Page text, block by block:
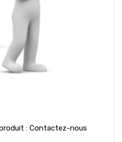
: Contactez-nous